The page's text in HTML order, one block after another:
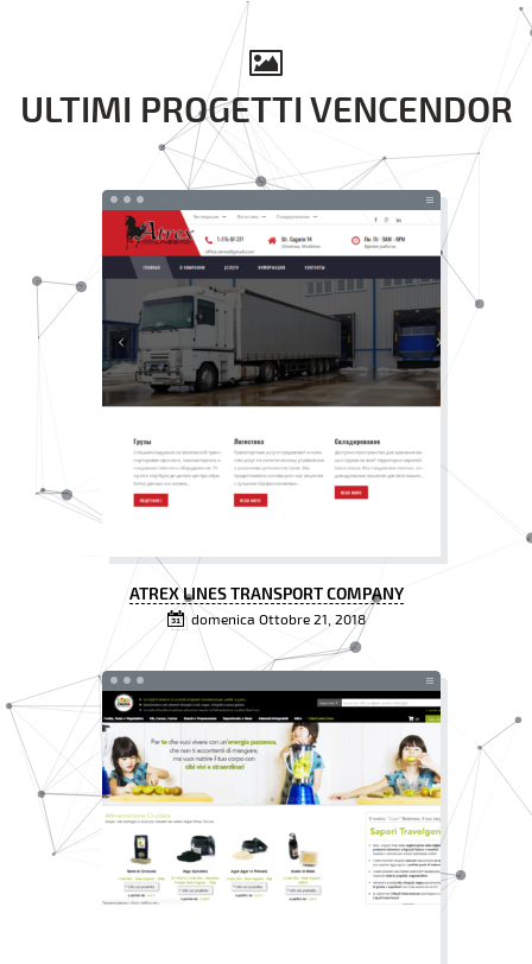
ULTIMI PROGETTI VENCENDOR
ATREX LINES TRANSPORT COMPANY
domenica Ottobre 21, 2018